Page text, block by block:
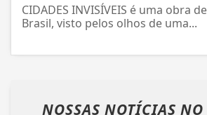
CIDADES INVISÍVEIS é uma obra
Brasil, visto pelos olhos de uma...
NOSSAS NOTÍCIAS NO